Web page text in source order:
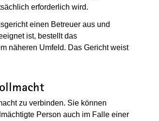
erforderlich wird.
einen Betreuer aus und
ist, bestellt das
näheren Umfeld. Das Gericht weist
zu verbinden. Sie können
Person auch im Falle einer